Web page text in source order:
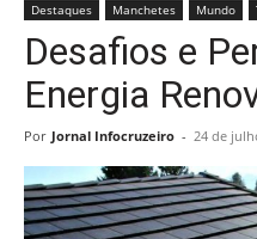
Destaques Manchetes Mundo
Desafios e
Energia
Por Jornal Infocruzeiro - 24 de